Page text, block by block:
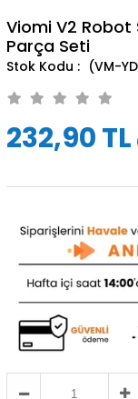
Viomi V2 Robot
Parça Seti
(VM-
232,90 TL